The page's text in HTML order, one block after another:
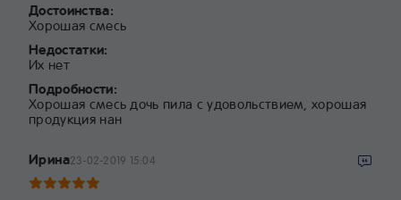
Достоинства:
Хорошая смесь
Недостатки:
Их нет
Подробности:
Хорошая смесь дочь пила с удовольствием, хорошая
продукция нан
Ирина23-02-2019 15:04